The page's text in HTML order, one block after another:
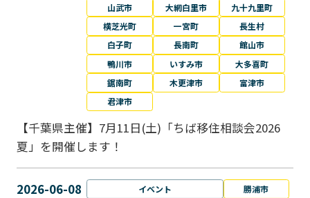
山武市
大網白里市
九十九里町
横芝光町
一宮町
長生村
白子町
長南町
館山市
鴨川市
いすみ市
大多喜町
鋸南町
木更津市
富津市
君津市
【千葉県主催】7月11日(土)「ちば移住相談会2026
夏」を開催します！
2026-06-08 イベント 勝浦市